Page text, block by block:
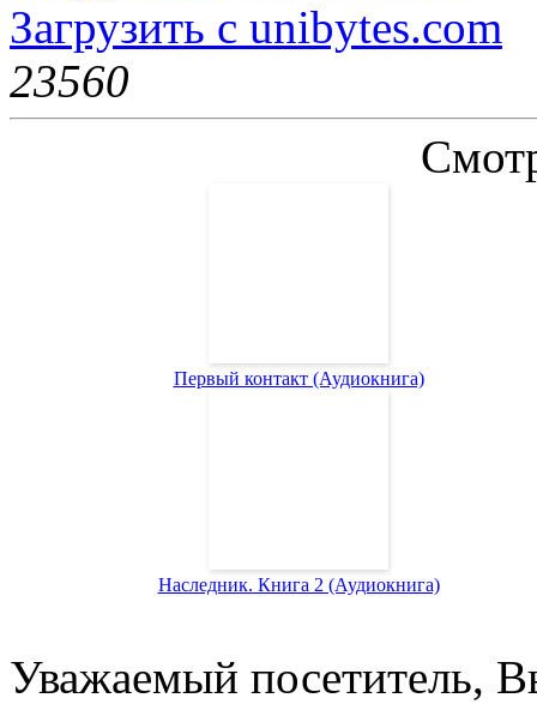
Загрузить с unibytes.com
23560
Первый контакт (Аудиокнига)
Наследник. Книга 2 (Аудиокнига)
Уважаемый посетитель,